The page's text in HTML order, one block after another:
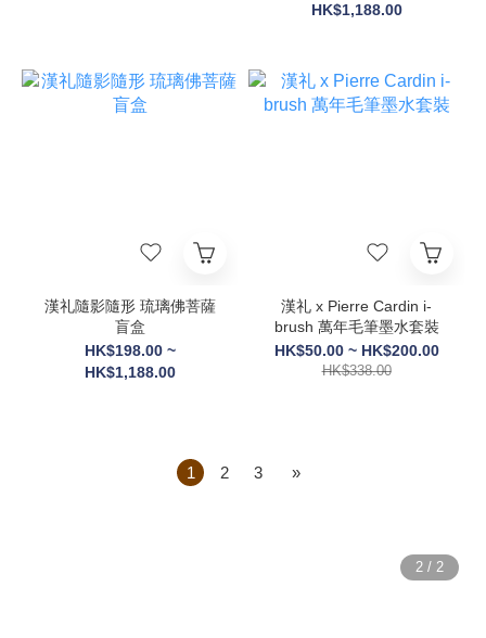
HK$1,188.00
漢礼隨影隨形 琉璃佛菩薩
盲盒
HK$198.00 ~
HK$1,188.00
漢礼 x Pierre Cardin i-
brush 萬年毛筆墨水套裝
HK$50.00 ~ HK$200.00
HK$338.00
1 2 3 »